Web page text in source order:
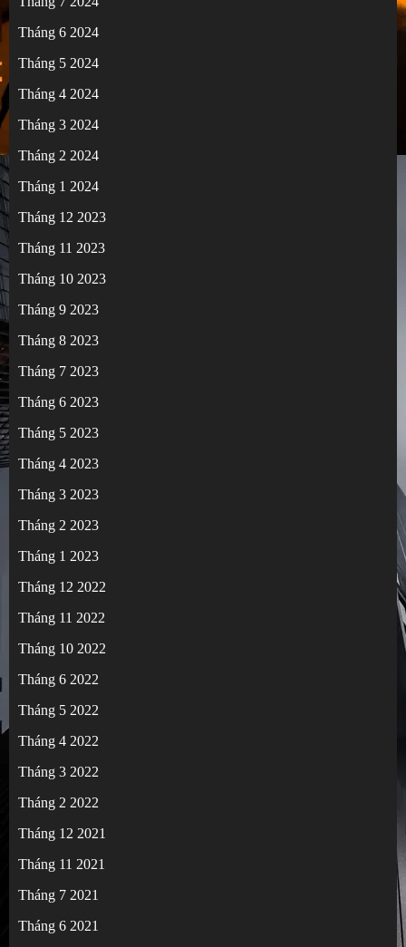
Tháng 6 2024
Tháng 5 2024
Tháng 4 2024
Tháng 3 2024
Tháng 2 2024
Tháng 1 2024
Tháng 12 2023
Tháng 11 2023
Tháng 10 2023
Tháng 9 2023
Tháng 8 2023
Tháng 7 2023
Tháng 6 2023
Tháng 5 2023
Tháng 4 2023
Tháng 3 2023
Tháng 2 2023
Tháng 1 2023
Tháng 12 2022
Tháng 11 2022
Tháng 10 2022
Tháng 6 2022
Tháng 5 2022
Tháng 4 2022
Tháng 3 2022
Tháng 2 2022
Tháng 12 2021
Tháng 11 2021
Tháng 7 2021
Tháng 6 2021